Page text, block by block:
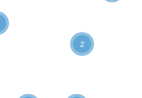
2